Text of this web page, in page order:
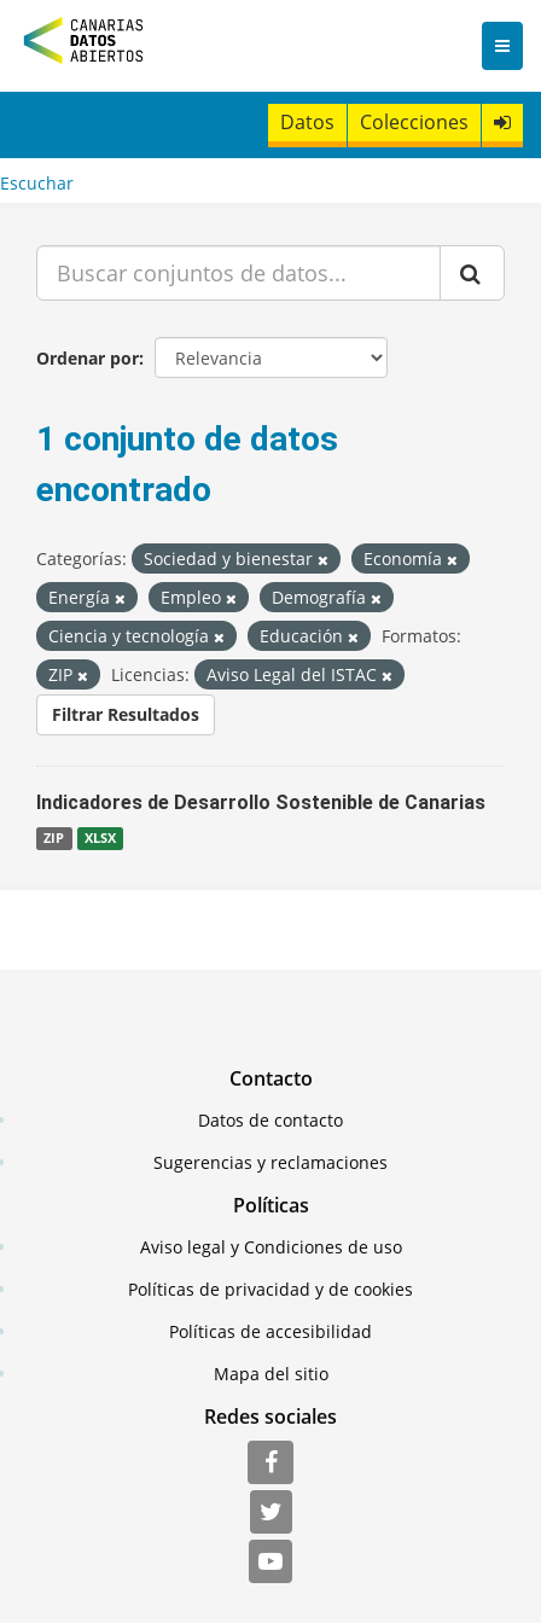
n
t
Datos Colecciones
Escuchar
Ordenar por
1 conjunto de datos
encontrado
Categorías: Sociedad y bienestar
Economía
Energía
Empleo
Demografía
Ciencia y tecnología
Educación
Formatos:
ZIP
Licencias:
Aviso Legal del ISTAC
Filtrar Resultados
Indicadores de Desarrollo Sostenible de Canarias
ZIP XLSX
Contacto
Datos de contacto
Sugerencias y reclamaciones
Políticas
Aviso legal y Condiciones de uso
Políticas de privacidad y de cookies
Políticas de accesibilidad
Mapa del sitio
Redes sociales